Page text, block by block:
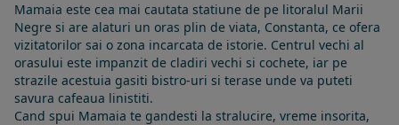
Mamaia este cea mai cautata statiune de pe litoralul Marii
Negre si are alaturi un oras plin de viata, Constanta, ce ofera
vizitatorilor sai o zona incarcata de istorie. Centrul vechi al
orasului este impanzit de cladiri vechi si cochete, iar pe
strazile acestuia gasiti bistro-uri si terase unde va puteti
savura cafeaua linistiti.
Cand spui Mamaia te gandesti la stralucire, vreme insorita,